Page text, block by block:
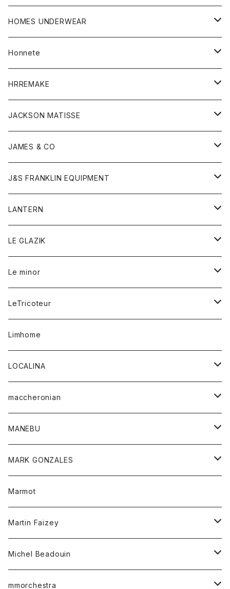
カーディガン
グッズ
帽子
アウター
カーディガン
コート
フリース
アクセサリー
ウォレット
ストール
マフラー
リング
キッズ
Tシャツ
グッズ
アンダーウェア
靴
バンダナ
トップス
カーディガン
ジャケット
タンクトップ
Tシャツ
ベスト
ポロシャツ
ロングスリーブTシャツ
ボトム
オーバーオール
ショートパンツ
レディース
アウター
カーディガン
セーター
チュニック
HOMES UNDERWEAR
アウター
カーディガン
コート
キッズ
Tシャツ
ロンパース
グッズ
靴
ストール
トップス
カットソー
シャツ
ボトム
オーバーオール
ショートパンツ
レディース
オーバーオール
シャツ
ワンピース
ワンピース
Honnete
ブラウス
ワンピース
HRREMAKE
バック
キッズ
トレーナー
トップス
Gジャケット
スウェット
帽子
JACKSON MATISSE
Tシャツ
帽子
JAMES & CO
ボトム
J&S FRANKLIN EQUIPMENT
アウター
LANTERN
アウター
Tシャツ
LE GLAZIK
レディース
コート
シャツ
ワンピース
Tシャツ
Le minor
ボトム
スカート
パンツ
レディース
アウター
カットソー
トップス
シャツ
LeTricoteur
カーディガン
Limhome
LOCALINA
ロングスリーブテーシャツ
maccheronian
靴
MANEBU
靴
MARK GONZALES
トップス
Tシャツ
Marmot
Martin Faizey
ベルト
Michel Beadouin
トップス
mmorchestra